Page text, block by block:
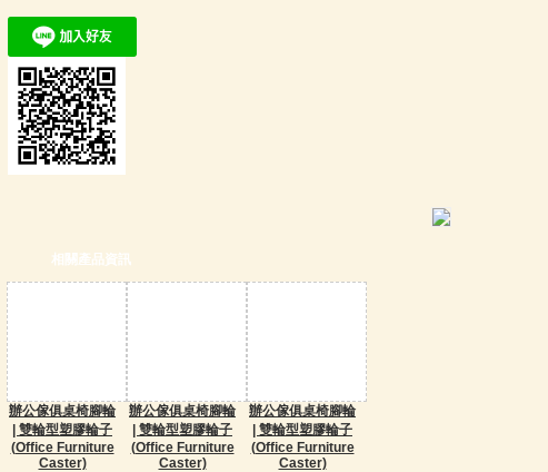
相關產品資訊
辦公傢俱桌椅腳輪
| 雙輪型塑膠輪子
(Office Furniture
Caster)
辦公傢俱桌椅腳輪
| 雙輪型塑膠輪子
(Office Furniture
Caster)
辦公傢俱桌椅腳輪
| 雙輪型塑膠輪子
(Office Furniture
Caster)